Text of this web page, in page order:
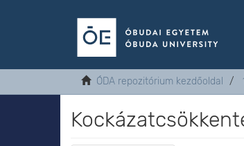
ÓDA repozitórium kezdőoldal